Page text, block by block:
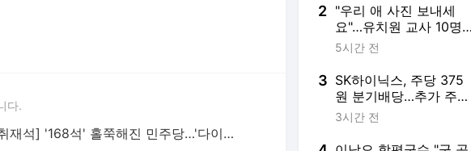
다.
[취재석] '168석' 홀쭉해진 민주당…'다이어트'는 이제 그만
2 "우리 애 사진 보내세
요"…유치원 교사 10명
중 7명 '강요 압박'
5시간 전
3 SK하이닉스, 주당 375
원 분기배당…추가 주주
환원 예고
3시간 전